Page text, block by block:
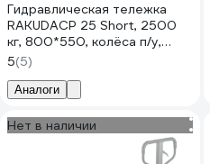
Гидравлическая тележка
RAKUDACP 25 Short, 2500
кг, 800*550, колёса п/у,
ролики п/у CP25ShortRakuda
5(5)
Аналоги
Нет в наличии